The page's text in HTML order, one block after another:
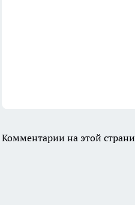
Комментарии на этой